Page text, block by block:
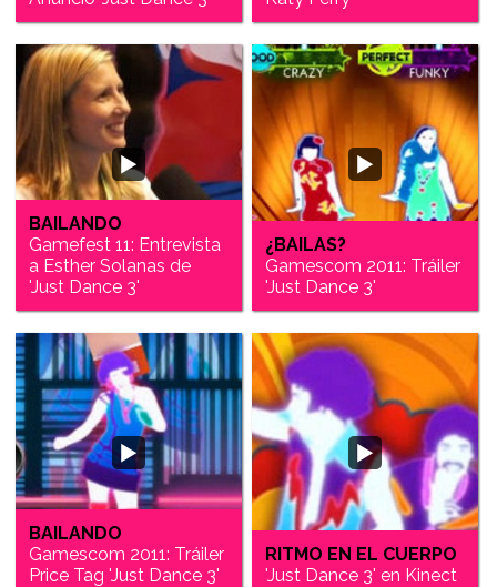
BAILANDO
Gamefest 11: Entrevista
a Esther Solanas de
'Just Dance 3'
¿BAILAS?
Gamescom 2011: Tráiler
'Just Dance 3'
BAILANDO
Gamescom 2011: Tráiler
Price Tag 'Just Dance 3'
RITMO EN EL CUERPO
'Just Dance 3' en Kinect